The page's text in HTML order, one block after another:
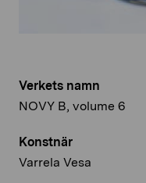
Verkets namn
NOVY B, volume 6
Konstnär
Varrela Vesa